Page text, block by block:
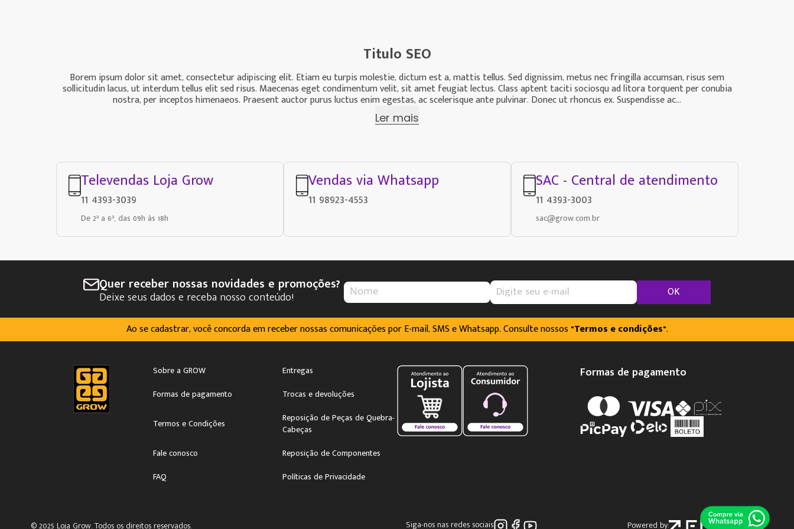
Titulo SEO
Borem ipsum dolor sit amet, consectetur adipiscing elit. Etiam eu turpis molestie, dictum est a, mattis tellus. Sed dignissim, metus nec fringilla accumsan, risus sem
sollicitudin lacus, ut interdum tellus elit sed risus. Maecenas eget condimentum velit, sit amet feugiat lectus. Class aptent taciti sociosqu ad litora torquent per conubia
nostra, per inceptos himenaeos. Praesent auctor purus luctus enim egestas, ac scelerisque ante pulvinar. Donec ut rhoncus ex. Suspendisse ac...
Ler mais
Televendas Loja Grow
11 4393-3039
De 2ª a 6ª, das 09h às 18h
Vendas via Whatsapp
11 98923-4553
SAC - Central de atendimento
11 4393-3003
sac@grow.com.br
Quer receber nossas novidades e promoções?
Deixe seus dados e receba nosso conteúdo! OK
Ao se cadastrar, você concorda em receber nossas comunicações por E-mail, SMS e Whatsapp. Consulte nossos "Termos e condições".
Sobre a GROW
Entregas
Formas de pagamento
Trocas e devoluções
Termos e Condições
Reposição de Peças de Quebra-
Cabeças
Fale conosco
Reposição de Componentes
FAQ
Políticas de Privacidade
Formas de pagamento
© 2025 Loja Grow. Todos os direitos reservados. Siga-nos nas redes sociais Powered by: